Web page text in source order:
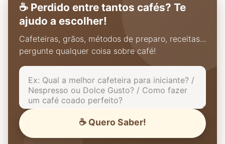
☕ Perdido entre tantos cafés? Te
ajudo a escolher!
Cafeteiras, grãos, métodos de preparo, receitas...
pergunte qualquer coisa sobre café!
☕ Quero Saber!